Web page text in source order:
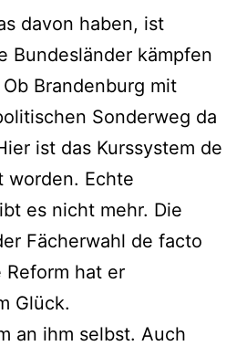
davon haben, ist
Bundesländer kämpfen
Brandenburg mit
Sonderweg da
ist das Kurssystem de
worden. Echte
es nicht mehr. Die
Fächerwahl de facto
Reform hat er
Glück.
an ihm selbst. Auch